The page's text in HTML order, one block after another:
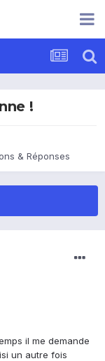
!
& Réponses
il me demande
un autre fois